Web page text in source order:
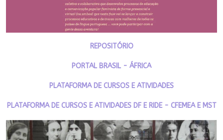
REPOSITÓRIO
PORTAL BRASIL - ÁFRICA
PLATAFORMA DE CURSOS E ATIVIDADES
PLATAFORMA DE CURSOS E ATIVIDADES DF E RIDE - CFEMEA E MST